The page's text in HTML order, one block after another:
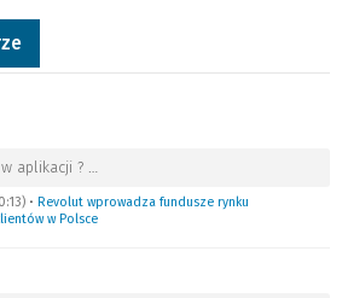
aplikacji ? …
• Revolut wprowadza fundusze rynku
w Polsce